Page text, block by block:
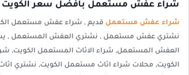
شراء عفش مستعمل بأفضل سعر الكويت
شراء عفش مستعمل قديم , شراء عفش مستعمل
نشتري عفش مستعمل , نشتري العفش المستعمل ,
العفش المستعمل, شراء الاثاث المستعمل
الكويت, محلات شراء اثاث مستعمل الكويت, نشتري